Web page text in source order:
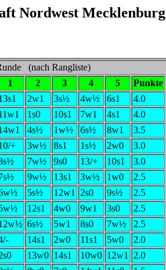
Nordwest Mecklenburg
(nach Rangliste)
1 2 3 4 5 Punkte
2w1 3s½ 4w½ 6s1 4.0
1s0 10s1 7w1 4s1 4.0
4s½ 1w½ 6s½ 8w1 3.5
+ 3w½ 8s1 1s½ 2w0 3.0
7w½ 9s0 13/+ 10s1 3.0
9w½ 13s1 3w½ 1w0 2.5
5s½ 12w1 2s0 9s½ 2.5
12s1 4w0 9w1 3s0 2.5
6s½ 5w1 8s0 7w½ 2.5
14s1 2w0 11s1 5w0 2.0
13w0 14s1 10w0 12w1 2.0